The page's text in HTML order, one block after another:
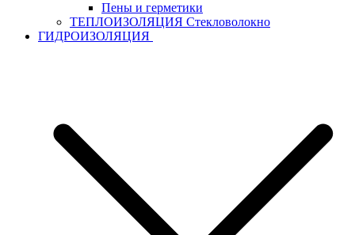
Пены и герметики
ТЕПЛОИЗОЛЯЦИЯ Стекловолокно
ГИДРОИЗОЛЯЦИЯ